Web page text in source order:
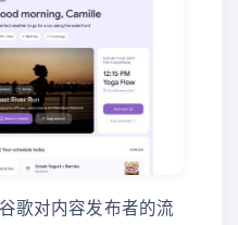
歌对内容发布者的流